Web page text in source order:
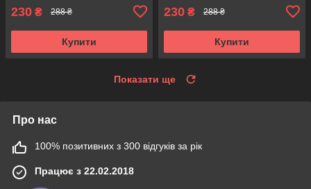
230 ₴ 288 ₴
Купити
230 ₴ 288 ₴
Купити
Показати ще
Про нас
100% позитивних з 300 відгуків за рік
Працює з 22.02.2018